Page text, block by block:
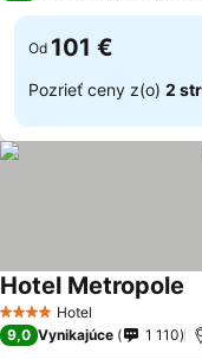
Od 101 €
Pozrieť ceny z(o) 2
4 Počet hviezdičiek
Hotel
Hotel Metropole
9,0 Vynikajúce 1 110